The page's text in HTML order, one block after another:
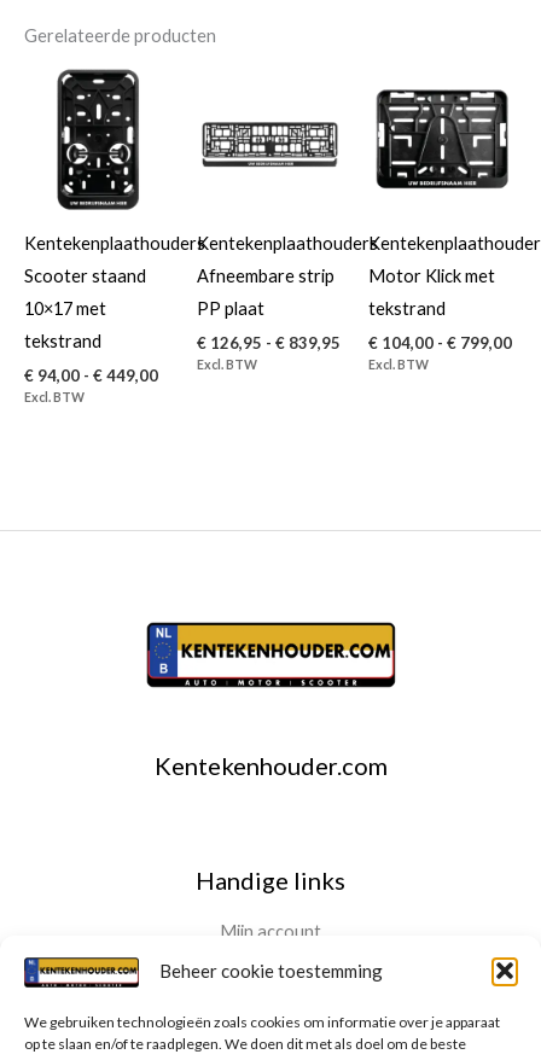
Beheer cookie toestemming
We gebruiken technologieën zoals cookies om informatie over je apparaat
op te slaan en/of te raadplegen. We doen dit met als doel om de beste
Gerelateerde producten
Kentekenplaathouders
Scooter staand
10×17 met
tekstrand
€ 94,00 - €449,00
€ 449,00
Excl. BTW
Kentekenplaathouders
Afneembare strip
PP plaat
€126,95 - €839,95
€ 126,95
€ 839,95
Excl. BTW
Kentekenplaathouder
Motor Klick met
tekstrand
€ 104,00 - € 799,00
Excl. BTW
Kentekenhouder.com
Handige links
Mijn account
Contact
Terugbetaal- en retourneringsbeleid